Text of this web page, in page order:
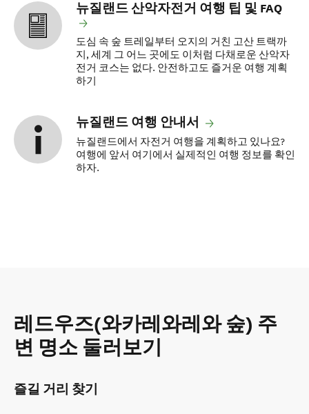
뉴질랜드 산악자전거 여행 팁 및 FAQ
도심 속 숲 트레일부터 오지의 거친 고산 트랙까
지, 세계 그 어느 곳에도 이처럼 다채로운 산악자
전거 코스는 없다. 안전하고도 즐거운 여행 계획
하기
뉴질랜드 여행 안내서
뉴질랜드에서 자전거 여행을 계획하고 있나요?
여행에 앞서 여기에서 실제적인 여행 정보를 확인
하자.
레드우즈(와카레와레와 숲) 주
변 명소 둘러보기
즐길 거리 찾기